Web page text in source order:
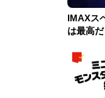
IMAXス
は最高だ